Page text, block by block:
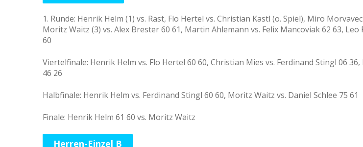
1. Runde: Henrik Helm (1) vs. Rast, Flo Hertel vs. Christian Kastl (o. Spiel), Miro
Moritz Waitz (3) vs. Alex Brester 60 61, Martin Ahlemann vs. Felix Mancoviak 62 63, Leo
60
Viertelfinale: Henrik Helm vs. Flo Hertel 60 60, Christian Mies vs. Ferdinand Stingl 06
46 26
Halbfinale: Henrik Helm vs. Ferdinand Stingl 60 60, Moritz Waitz vs. Daniel Schlee 75 61
Finale: Henrik Helm 61 60 vs. Moritz Waitz
Herren-Einzel B